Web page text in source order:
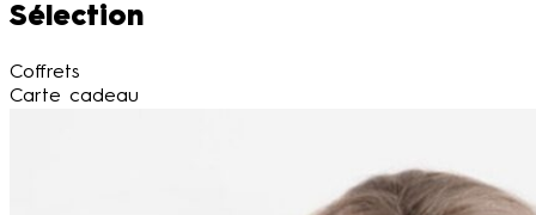
Sélection
Coffrets
Carte cadeau